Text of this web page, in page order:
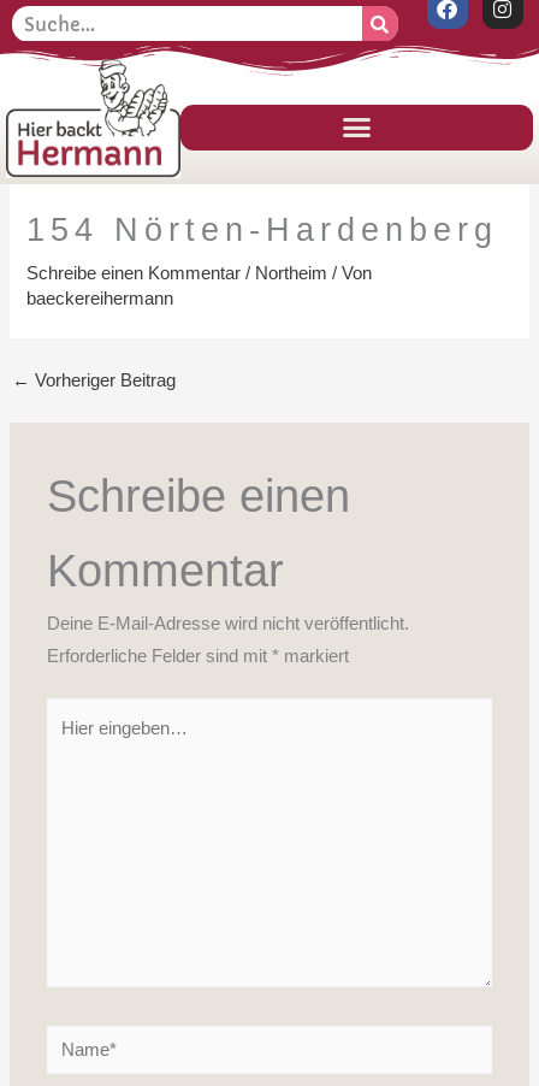
Zum
Inhalt
F
a
c
o
k
I
n
t
g
a
Suche
154 Nörten-Hardenberg
Schreibe einen Kommentar / Northeim / Von
baeckereihermann
← Vorheriger Beitrag
Schreibe einen
Kommentar
Deine E-Mail-Adresse wird nicht veröffentlicht.
Erforderliche Felder sind mit* markiert
Name*
S
u
h
e
n